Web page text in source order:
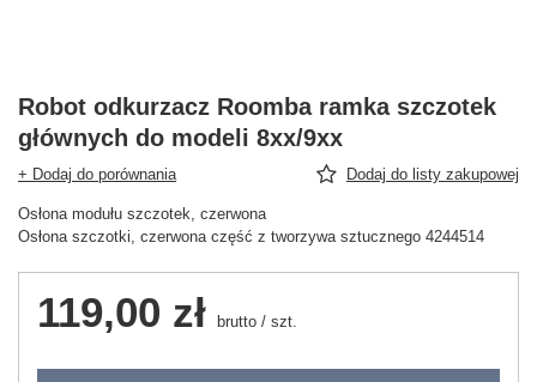
Robot odkurzacz Roomba ramka szczotek
głównych do modeli 8xx/9xx
+ Dodaj do porównania Dodaj do listy zakupowej
Osłona modułu szczotek, czerwona
Osłona szczotki, czerwona część z tworzywa sztucznego 4244514
119,00 zł brutto / szt.